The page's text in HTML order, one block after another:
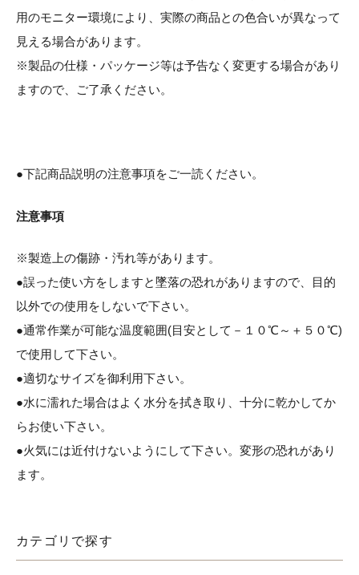
用のモニター環境により、実際の商品との色合いが異なって
見える場合があります。
※製品の仕様・パッケージ等は予告なく変更する場合があり
ますので、ご了承ください。
●下記商品説明の注意事項をご一読ください。
注意事項
※製造上の傷跡・汚れ等があります。
●誤った使い方をしますと墜落の恐れがありますので、目的
以外での使用をしないで下さい。
●通常作業が可能な温度範囲(目安として－１０℃～＋５０℃)
で使用して下さい。
●適切なサイズを御利用下さい。
●水に濡れた場合はよく水分を拭き取り、十分に乾かしてか
らお使い下さい。
●火気には近付けないようにして下さい。変形の恐れがあり
ます。
カテゴリで探す